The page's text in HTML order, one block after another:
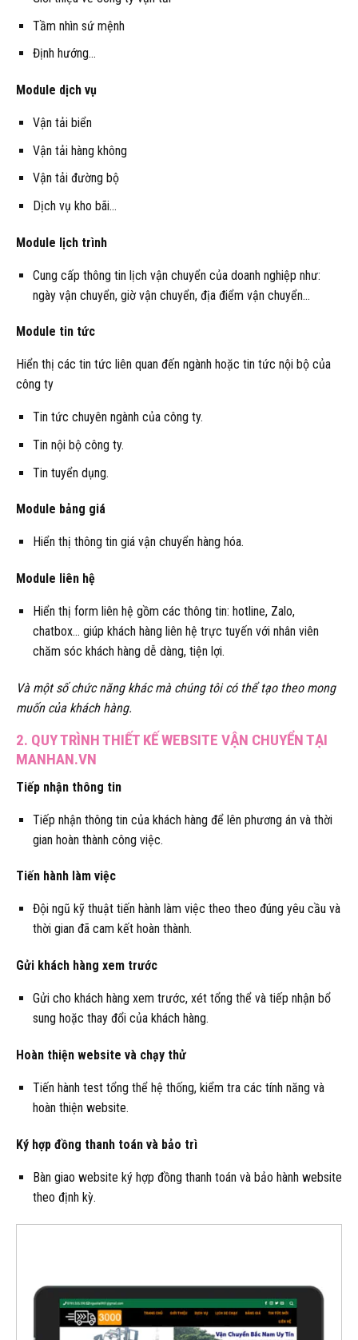
Tầm nhìn sứ mệnh
Định hướng…
Module dịch vụ
Vận tải biển
Vận tải hàng không
Vận tải đường bộ
Dịch vụ kho bãi…
Module lịch trình
Cung cấp thông tin lịch vận chuyển của doanh nghiệp như:
ngày vận chuyển, giờ vận chuyển, địa điểm vận chuyển…
Module tin tức
Hiển thị các tin tức liên quan đến ngành hoặc tin tức nội bộ của
công ty
Tin tức chuyên ngành của công ty.
Tin nội bộ công ty.
Tin tuyển dụng.
Module bảng giá
Hiển thị thông tin giá vận chuyển hàng hóa.
Module liên hệ
Hiển thị form liên hệ gồm các thông tin: hotline, Zalo,
chatbox… giúp khách hàng liên hệ trực tuyến với nhân viên
chăm sóc khách hàng dễ dàng, tiện lợi.
Và một số chức năng khác mà chúng tôi có thể tạo theo mong
muốn của khách hàng.
2. QUY TRÌNH THIẾT KẾ WEBSITE VẬN CHUYỂN TẠI
MANHAN.VN
Tiếp nhận thông tin
Tiếp nhận thông tin của khách hàng để lên phương án và thời
gian hoàn thành công việc.
Tiến hành làm việc
Đội ngũ kỹ thuật tiến hành làm việc theo theo đúng yêu cầu và
thời gian đã cam kết hoàn thành.
Gửi khách hàng xem trước
Gửi cho khách hàng xem trước, xét tổng thể và tiếp nhận bổ
sung hoặc thay đổi của khách hàng.
Hoàn thiện website và chạy thử
Tiến hành test tổng thể hệ thống, kiểm tra các tính năng và
hoàn thiện website.
Ký hợp đồng thanh toán và bảo trì
Bàn giao website ký hợp đồng thanh toán và bảo hành website
theo định kỳ.